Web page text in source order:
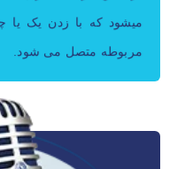
میشود که با زدن یک
مربوطه متصل می شود.